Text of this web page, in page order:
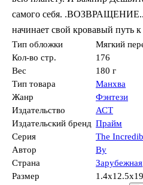
самого себя. .ВОЗВРАЩЕНИЕ...
начинает свой кровавый путь
Тип обложки
Мягкий
Кол-во стр.
176
Вес
180 г
Тип товара
Манхва
Жанр
Фэнтези
Издательство
АСТ
Издательский бренд Прайм
Серия
The
Автор
Ву
Страна
Зарубежная
Размер
1.4x12.5x19